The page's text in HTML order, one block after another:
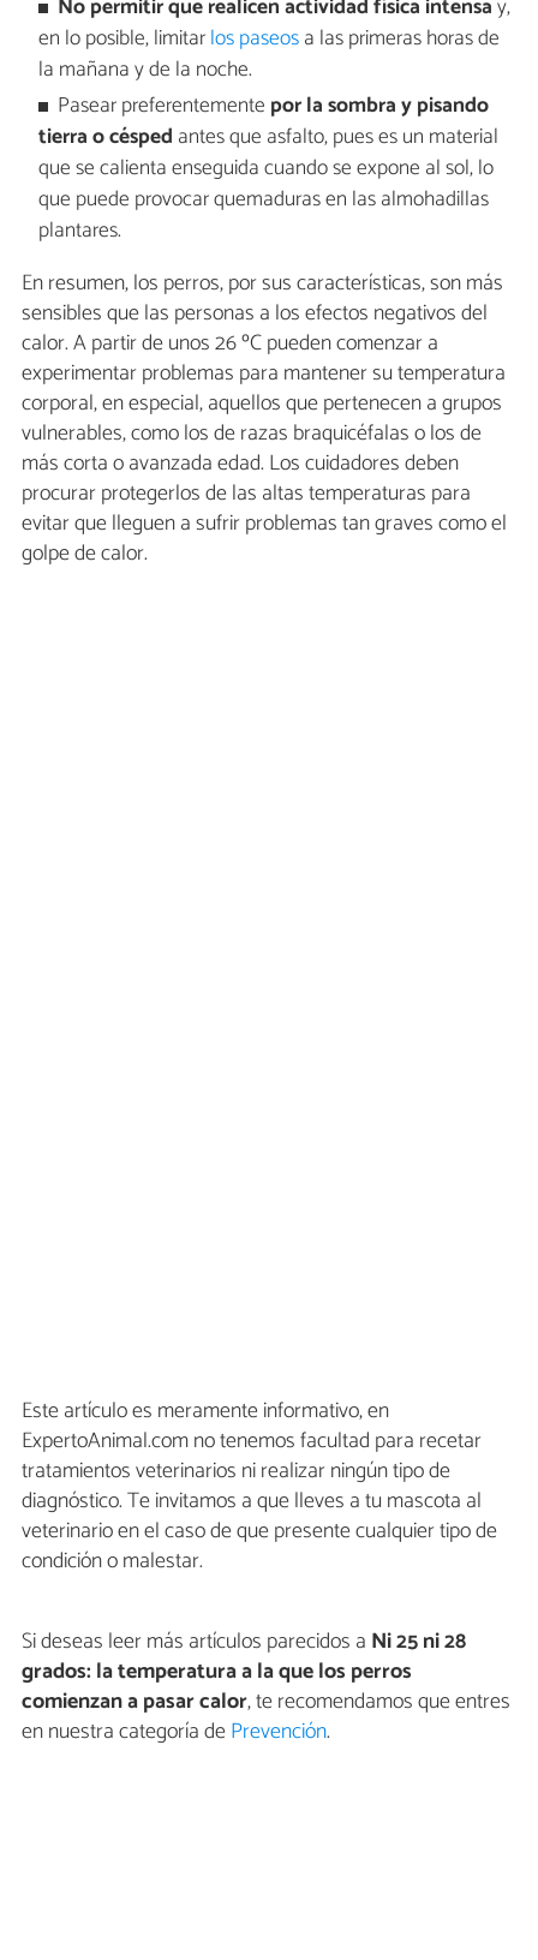
No permitir que realicen actividad física intensay,
en lo posible, limitarlos paseosa las primeras horas de
la mañana y de la noche.
Pasear preferentemente por la sombra y pisando
tierra o césped antes que asfalto, pues es un material
que se calienta enseguida cuando se expone al sol, lo
que puede provocar quemaduras en las almohadillas
plantares.
En resumen, los perros, por sus características, son más
sensibles que las personas a los efectos negativos del
calor. A partir de unos 26 ºC pueden comenzar a
experimentar problemas para mantener su temperatura
corporal, en especial, aquellos que pertenecen a grupos
vulnerables, como los de razas braquicéfalas o los de
más corta o avanzada edad. Los cuidadores deben
procurar protegerlos de las altas temperaturas para
evitar que lleguen a sufrir problemas tan graves como el
golpe de calor.
Este artículo es meramente informativo, en
ExpertoAnimal.com no tenemos facultad para recetar
tratamientos veterinarios ni realizar ningún tipo de
diagnóstico. Te invitamos a que lleves a tu mascota al
veterinario en el caso de que presente cualquier tipo de
condición o malestar.
Si deseas leer más artículos parecidos a Ni 25 ni 28
grados: la temperatura a la que los perros
comienzan a pasar calor, te recomendamos que entres
en nuestra categoría dePrevención.